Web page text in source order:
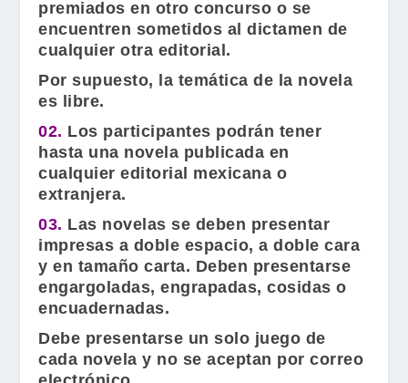
premiados en otro concurso o se
encuentren sometidos al dictamen de
cualquier otra editorial.
Por supuesto, la temática de la novela
es libre.
02. Los participantes podrán tener
hasta una novela publicada en
cualquier editorial mexicana o
extranjera.
03. Las novelas se deben presentar
impresas a doble espacio, a doble cara
y en tamaño carta. Deben presentarse
engargoladas, engrapadas, cosidas o
encuadernadas.
Debe presentarse un solo juego de
cada novela y no se aceptan por correo